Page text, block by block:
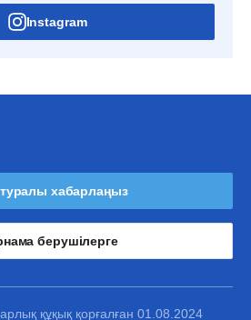
Instagram
хабарлаңыз
берушілерге
құқық қорғалған 01.08.2024